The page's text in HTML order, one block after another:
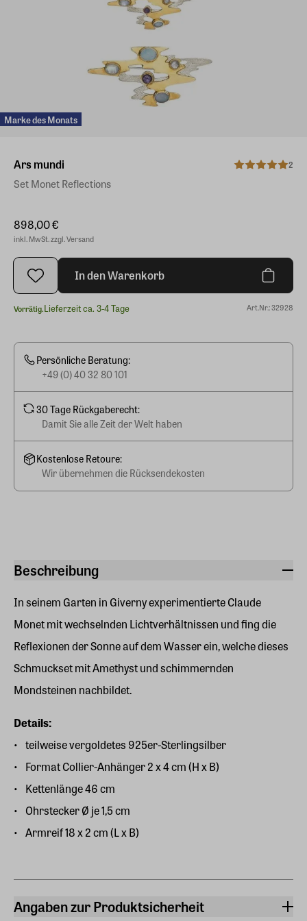
Marke des Monats
Beschreibung
In seinem Garten in Giverny experimentierte Claude
Monet mit wechselnden Lichtverhältnissen und fing die
Reflexionen der Sonne auf dem Wasser ein, welche dieses
Schmuckset mit Amethyst und schimmernden
Mondsteinen nachbildet.
Details:
teilweise vergoldetes 925er-Sterlingsilber
Format Collier-Anhänger 2 x 4 cm (H x B)
Kettenlänge 46 cm
Ohrstecker Ø je 1,5 cm
Armreif 18 x 2 cm (L x B)
Angaben zur Produktsicherheit
Ars mundi 2
Set Monet Reflections
898,00 €
inkl. MwSt. zzgl. Versand
In den Warenkorb
Vorrätig.Lieferzeit ca. 3-4 Tage Art.Nr.: 32928
Persönliche Beratung:
+49 (0) 40 32 80 101
30 Tage Rückgaberecht:
Damit Sie alle Zeit der Welt haben
Kostenlose Retoure:
Wir übernehmen die Rücksendekosten